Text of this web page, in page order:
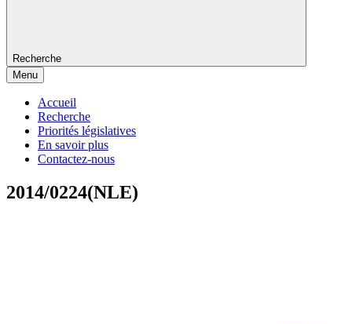
Recherche
Menu
Accueil
Recherche
Priorités législatives
En savoir plus
Contactez-nous
2014/0224(NLE)